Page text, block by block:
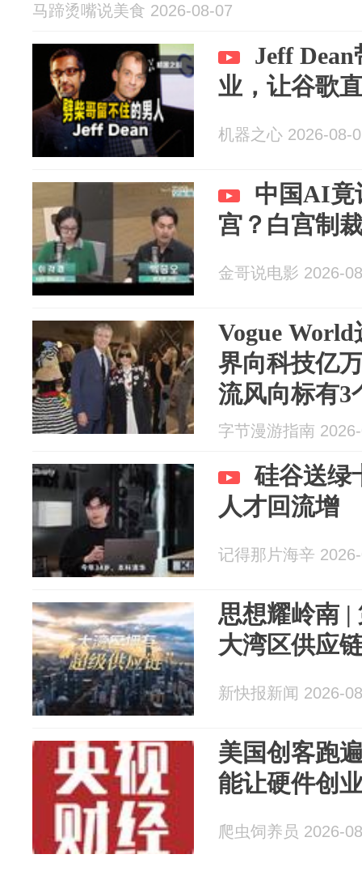
马蹄烫嘴说美食 2026-08-07
Jeff
业，让谷歌
机器之心 2026-08-
中国AI竟
宫？白宫制
金哥说电影 2026-
Vogue
界向科技亿
流风向标有3
字节漫游指南
硅谷送绿
人才回流增
记得那片海辛
思想耀岭南 |
大湾区供应
新快报新闻 2026-
美国创客跑
能让硬件创
爬虫饲养员 2026-